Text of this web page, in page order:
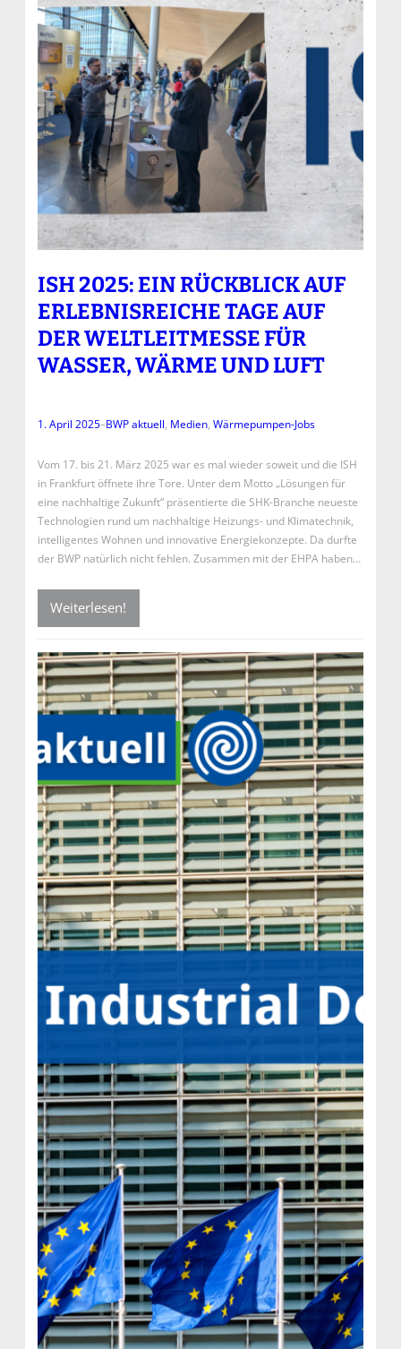
ISH 2025: EIN RÜCKBLICK AUF
ERLEBNISREICHE TAGE AUF
DER WELTLEITMESSE FÜR
WASSER, WÄRME UND LUFT
1. April 2025–BWP aktuell, Medien, Wärmepumpen-Jobs
Vom 17. bis 21. März 2025 war es mal wieder soweit und die ISH
in Frankfurt öffnete ihre Tore. Unter dem Motto „Lösungen für
eine nachhaltige Zukunft“ präsentierte die SHK-Branche neueste
Technologien rund um nachhaltige Heizungs- und Klimatechnik,
intelligentes Wohnen und innovative Energiekonzepte. Da durfte
der BWP natürlich nicht fehlen. Zusammen mit der EHPA haben…
Weiterlesen!